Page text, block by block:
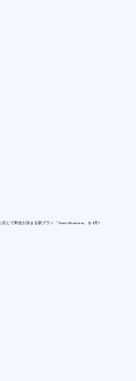
じて料金が決まる新プラン「Team Business」を9月1